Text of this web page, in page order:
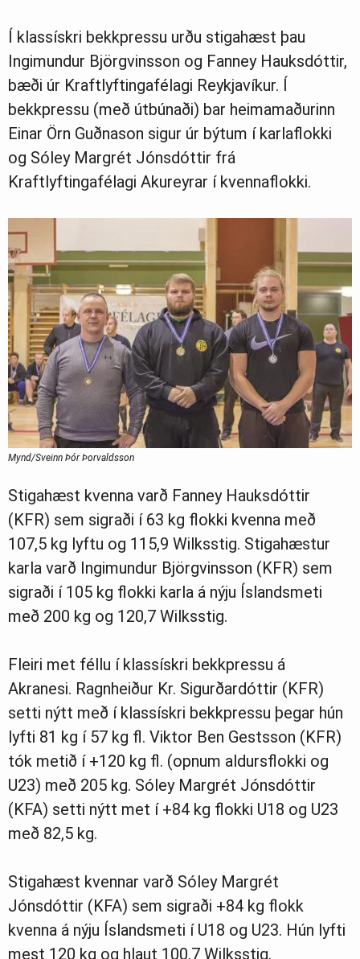
Í klassískri bekkpressu urðu stigahæst þau
Ingimundur Björgvinsson og Fanney Hauksdóttir,
bæði úr Kraftlyftingafélagi Reykjavíkur. Í
bekkpressu (með útbúnaði) bar heimamaðurinn
Einar Örn Guðnason sigur úr býtum í karlaflokki
og Sóley Margrét Jónsdóttir frá
Kraftlyftingafélagi Akureyrar í kvennaflokki.
Mynd/Sveinn Þór Þorvaldsson
Stigahæst kvenna varð Fanney Hauksdóttir
(KFR) sem sigraði í 63 kg flokki kvenna með
107,5 kg lyftu og 115,9 Wilksstig. Stigahæstur
karla varð Ingimundur Björgvinsson (KFR) sem
sigraði í 105 kg flokki karla á nýju Íslandsmeti
með 200 kg og 120,7 Wilksstig.
Fleiri met féllu í klassískri bekkpressu á
Akranesi. Ragnheiður Kr. Sigurðardóttir (KFR)
setti nýtt með í klassískri bekkpressu þegar hún
lyfti 81 kg í 57 kg fl. Viktor Ben Gestsson (KFR)
tók metið í +120 kg fl. (opnum aldursflokki og
U23) með 205 kg. Sóley Margrét Jónsdóttir
(KFA) setti nýtt met í +84 kg flokki U18 og U23
með 82,5 kg.
Stigahæst kvennar varð Sóley Margrét
Jónsdóttir (KFA) sem sigraði +84 kg flokk
kvenna á nýju Íslandsmeti í U18 og U23. Hún lyfti
mest 120 kg og hlaut 100,7 Wilksstig.